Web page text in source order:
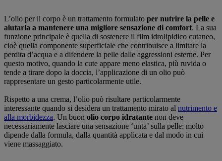
L’olio per il corpo è un trattamento formulato per nutrire la pelle e
aiutarla a mantenere una migliore sensazione di comfort. La sua
funzione principale è quella di sostenere il film idrolipidico cutaneo,
cioè quella componente superficiale che contribuisce a limitare la
perdita d’acqua e a difendere la pelle dalle aggressioni esterne. Per
questo motivo, quando la cute appare meno elastica, più ruvida o
tende a tirare dopo la doccia, l’applicazione di un olio può
rappresentare un gesto particolarmente utile.
Rispetto a una crema, l’olio può risultare particolarmente
interessante quando si desidera un trattamento mirato al nutrimento e
alla morbidezza. Un buon olio corpo idratante non deve
necessariamente lasciare una sensazione ‘unta’ sulla pelle: molto
dipende dalla formula, dalla quantità applicata e dal modo in cui
viene massaggiato.